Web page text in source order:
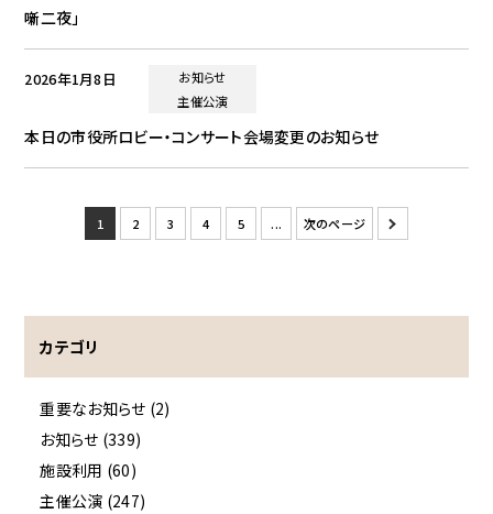
噺二夜」
2026年1月8日
お知らせ
主催公演
本日の市役所ロビー・コンサート会場変更のお知らせ
1 2 3 4 5 ... 次のページ »
カテゴリ
重要なお知らせ (2)
お知らせ (339)
施設利用 (60)
主催公演 (247)